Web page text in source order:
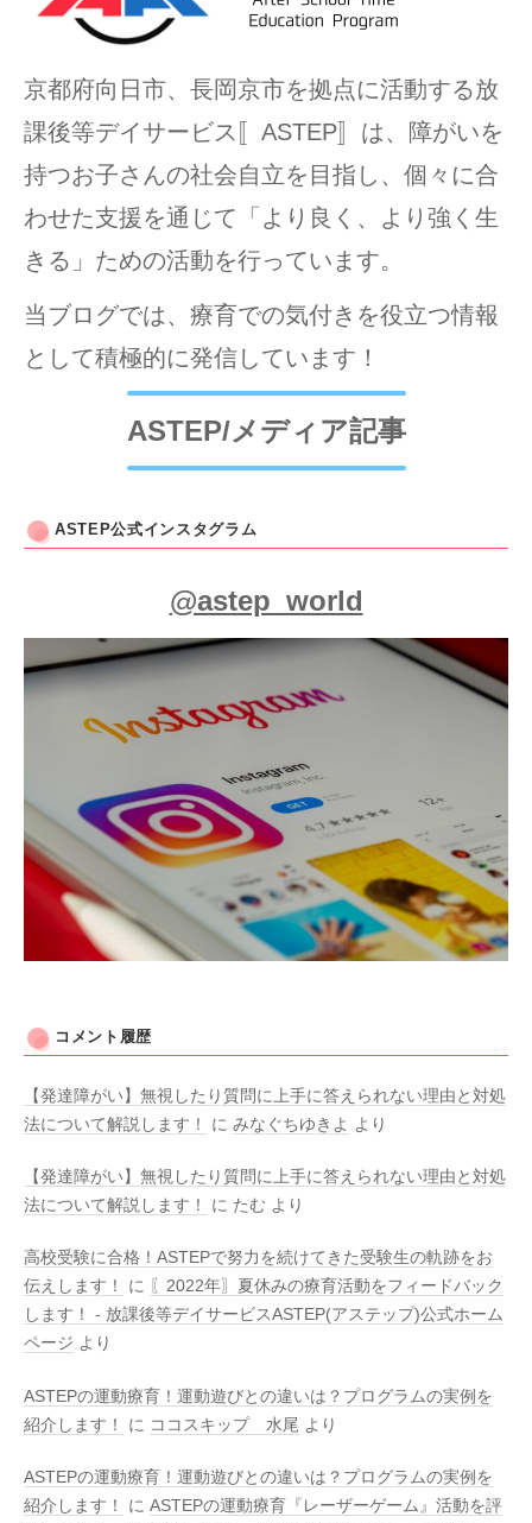
京都府向日市、長岡京市を拠点に活動する放
課後等デイサービス〚ASTEP〛は、障がいを
持つお子さんの社会自立を目指し、個々に合
わせた支援を通じて「より良く、より強く生
きる」ための活動を行っています。
当ブログでは、療育での気付きを役立つ情報
として積極的に発信しています！
ASTEP/メディア記事
ASTEP公式インスタグラム
@astep_world
コメント履歴
【発達障がい】無視したり質問に上手に答えられない理由と対処
法について解説します！
に みなぐちゆきよ より
【発達障がい】無視したり質問に上手に答えられない理由と対処
法について解説します！
に たむ より
高校受験に合格！ASTEPで努力を続けてきた受験生の軌跡をお
伝えします！
に 〖2022年〗夏休みの療育活動をフィードバック
します！ - 放課後等デイサービスASTEP(アステップ)公式ホーム
ページ より
ASTEPの運動療育！運動遊びとの違いは？プログラムの実例を
紹介します！
に ココスキップ 水尾 より
ASTEPの運動療育！運動遊びとの違いは？プログラムの実例を
紹介します！
に ASTEPの運動療育『レーザーゲーム』活動を評